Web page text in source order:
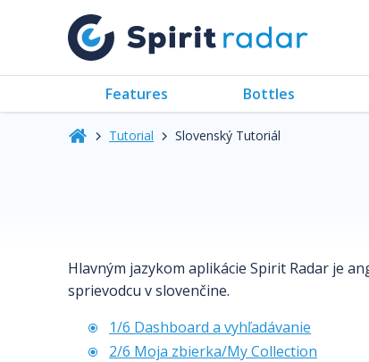
Features Bottles
Tutorial Slovenský Tutoriál
Hlavným jazykom aplikácie Spirit Radar je
sprievodcu v slovenčine.
1/6 Dashboard a vyhľadávanie
2/6 Moja zbierka/My Collection